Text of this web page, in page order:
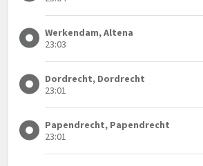
Werkendam, Altena
23:03
Dordrecht, Dordrecht
23:01
Papendrecht, Papendrecht
23:01